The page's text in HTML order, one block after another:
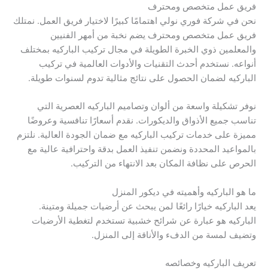
فريق عمل متخصص ومحترف
نحن في شركة فوري نولي اهتمامًا كبيرًا لاختيار فريق العمل. نمتلك
فريق عمل متخصص ومحترف يضم نخبة من أمهر الفنيين
والمعلمين ذوي الخبرة الطويلة في مجال تركيب الباركيه بمختلف
أنواعه. نستخدم أحدث التقنيات والأدوات العالمية في تركيب
الباركيه لضمان الحصول على نتائج مثالية تدوم لسنوات طويلة.
نوفر تشكيلة واسعة من ألوان وتصاميم الباركيه العصرية التي
تناسب جميع الأذواق والديكورات. نقدم أسعارًا تنافسية وعروضًا
مميزة على خدمات تركيب الباركيه مع ضمان الجودة العالية. نلتزم
بالمواعيد المحددة ونضمن تنفيذ العمل بدقة واحترافية عالية مع
الحرص على نظافة المكان بعد الانتهاء من التركيب.
ما هو الباركيه وأهميته في ديكور المنزل
يعد الباركيه خيارًا رائعًا لمن يبحث عن أرضيات جميلة ومتينة.
الباركيه هو عبارة عن شرائح خشبية تستخدم لتغطية الأرضيات
وتضيف لمسة من الدفء والأناقة إلى المنزل.
تعريف الباركيه وخصائصه